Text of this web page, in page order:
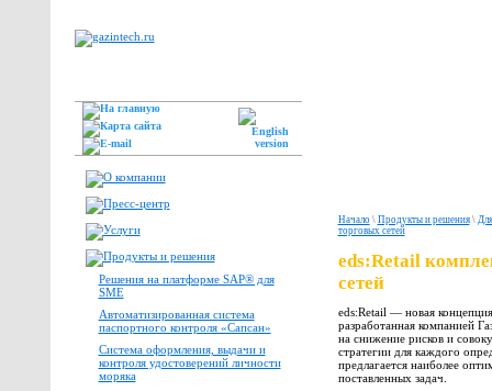
Решения на платформе SAP® для
SME
Автоматизированная система
паспортного контроля «Сапсан»
Система оформления, выдачи и
контроля удостоверений личности
моряка
Начало\ Продукты и решения\
торговых сетей
eds:Retail
сетей
eds:Retail — новая
разработанная компанией
на снижение рисков и
стратегии для каждого
предлагается наиболее
поставленных задач.